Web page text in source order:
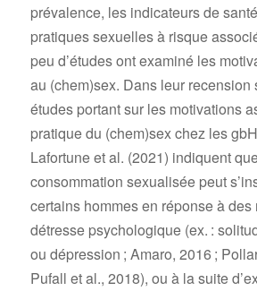
prévalence, les indicateurs de
pratiques sexuelles à risque
peu d’études ont examiné les
au (chem)sex. Dans leur recension
études portant sur les motivations
pratique du (chem)sex chez les
Lafortune et al. (2021) indiquent
consommation sexualisée peut
certains hommes en réponse à des
détresse psychologique (ex. :
ou dépression ; Amaro, 2016 ;
Pufall et al., 2018), ou à la suite